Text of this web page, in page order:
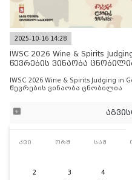
2025-10-16 14:28
IWSC 2026 Wine & Spirits
წევრების ვინაობა
IWSC 2026 Wine & Spirits Judging
წევრების ვინაობა ცნობილია
კვი ორშ სამ
2
3 4